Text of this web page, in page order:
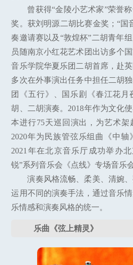
曾获得“金陵小艺术家”荣誉
奖。获刘明源二胡比赛金奖；“国
奏邀请赛以及“敦煌杯”二胡青年
员随南京小红花艺术团出访多个
音乐学院华夏乐团二胡首席，赴
多次在外事演出任务中担任二胡
团《五行》、国乐剧《春江花月
胡、二胡演奏。2018年作为文化
本进行75天巡回演出，为艺术架
2020年为民族管弦乐组曲《中轴
2021年在北京音乐厅成功举办
锐”系列音乐会《点线》专场音乐会
演奏风格流畅、柔美、清婉
运用不同的演奏手法，通过音乐
乐情感和演奏风格的统一。
乐曲《弦上精灵》